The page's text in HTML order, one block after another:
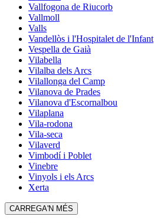
Vallfogona de Riucorb
Vallmoll
Valls
Vandellòs i l'Hospitalet de l'Infant
Vespella de Gaià
Vilabella
Vilalba dels Arcs
Vilallonga del Camp
Vilanova de Prades
Vilanova d'Escornalbou
Vilaplana
Vila-rodona
Vila-seca
Vilaverd
Vimbodí i Poblet
Vinebre
Vinyols i els Arcs
Xerta
CARREGA'N MÉS